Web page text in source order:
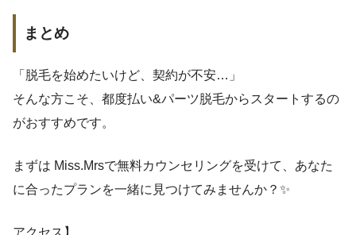
まとめ
「脱毛を始めたいけど、契約が不安…」
そんな方こそ、都度払い&パーツ脱毛からスタートするの
がおすすめです。
まずは Miss.Mrsで無料カウンセリングを受けて、あなた
に合ったプランを一緒に見つけてみませんか？✨
アクセス】